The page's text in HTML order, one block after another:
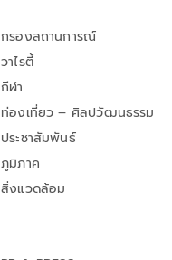
กรองสถานการณ์
วาไรตี้
กีฬา
ท่องเที่ยว – ศิลปวัฒนธรรม
ประชาสัมพันธ์
ภูมิภาค
สิ่งแวดล้อม